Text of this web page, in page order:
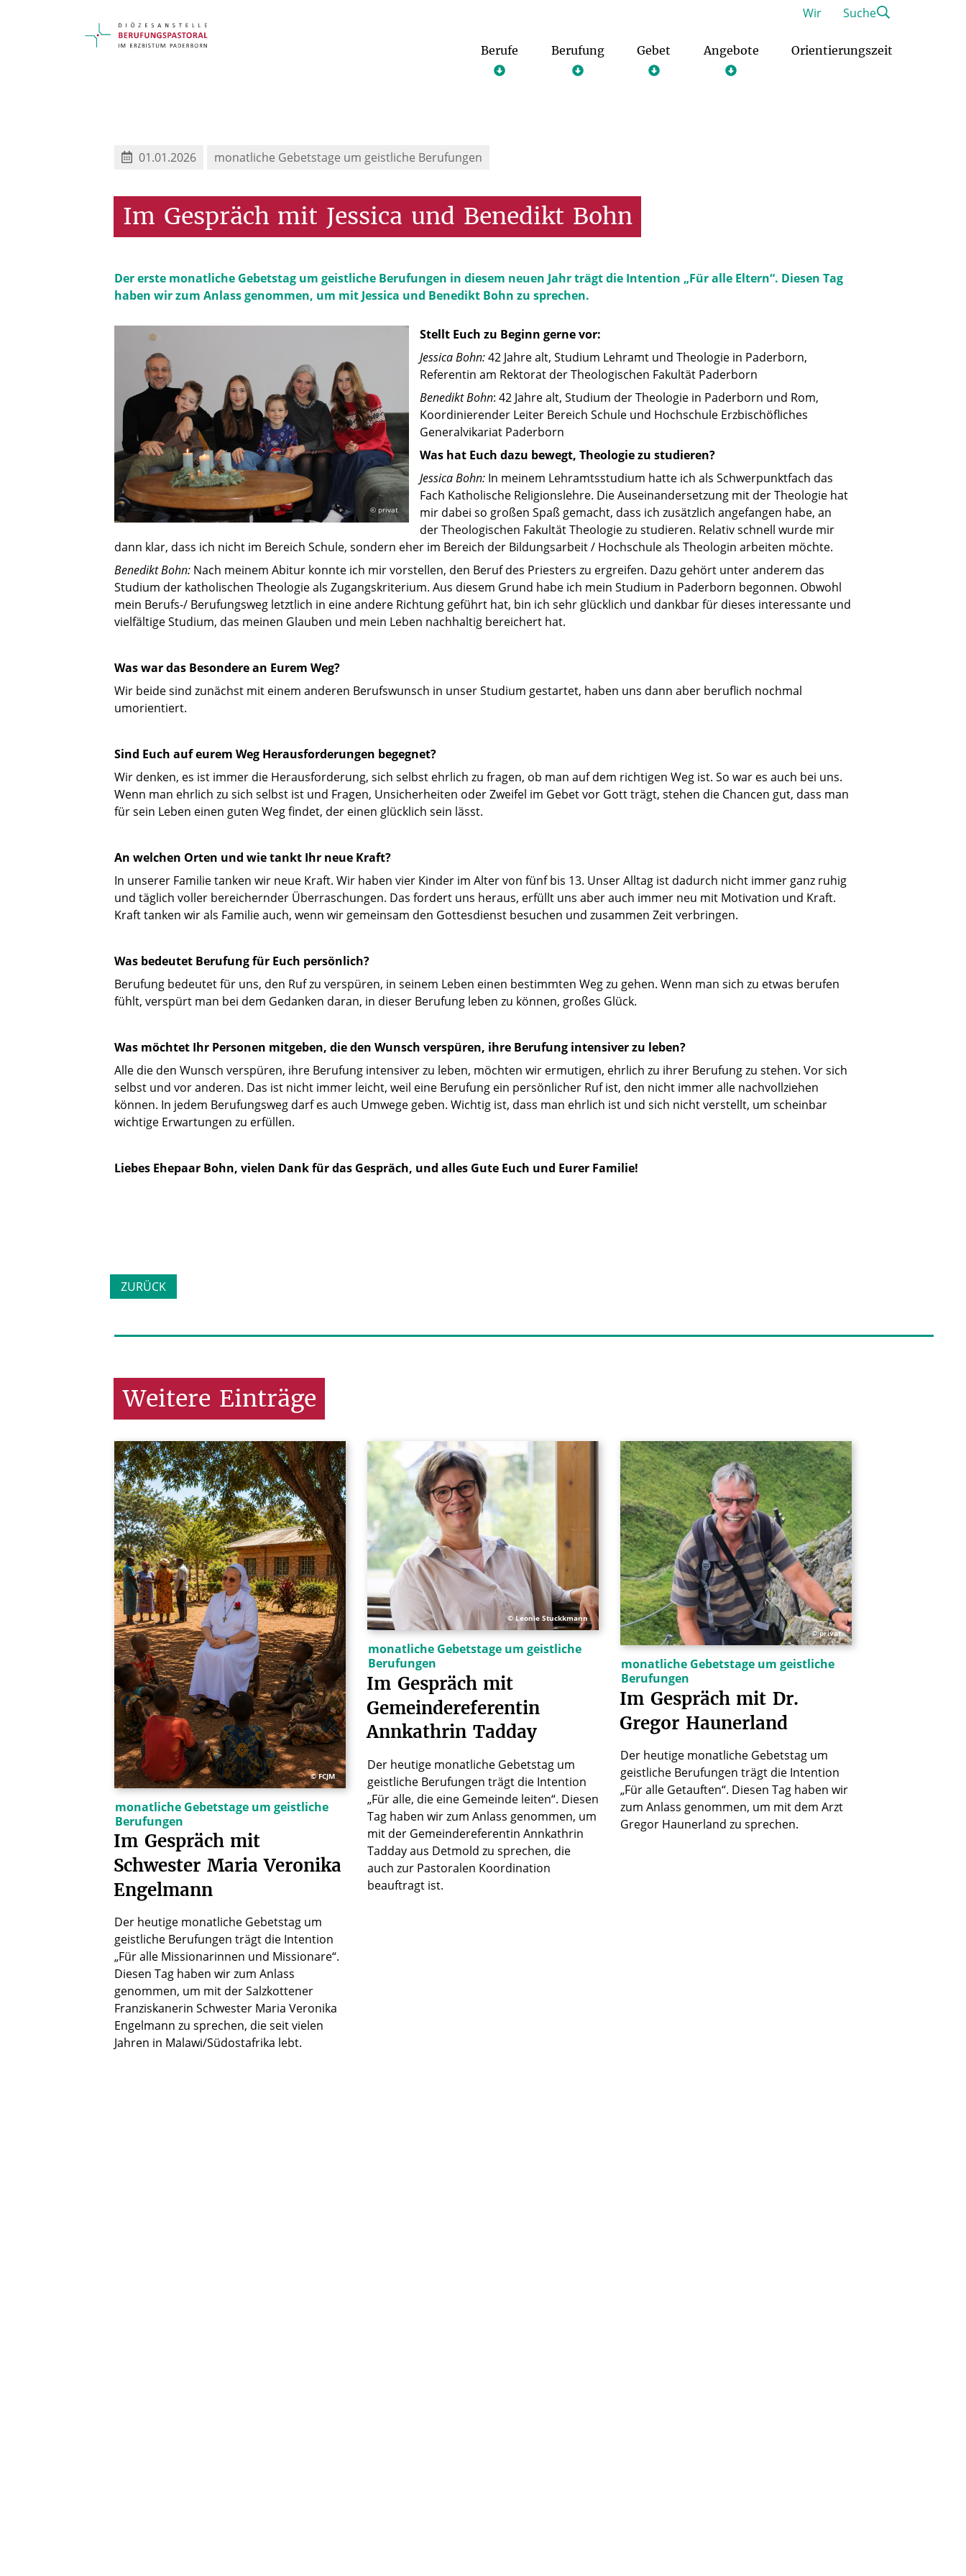
Berufe Berufung Gebet Angebote Orientierungszeit
Wir Suche
01.01.2026 monatliche Gebetstage um geistliche Berufungen
Im Gespräch mit Jessica und Benedikt Bohn
Der erste monatliche Gebetstag um geistliche Berufungen in diesem neuen Jahr trägt die Intention „Für alle Eltern“. Diesen Tag
haben wir zum Anlass genommen, um mit Jessica und Benedikt Bohn zu sprechen.
© privat
Stellt Euchzu Beginn gerne vor:
Jessica Bohn:42 Jahre alt, Studium Lehramt und Theologie in Paderborn,
Referentin am Rektorat der Theologischen Fakultät Paderborn
Benedikt Bohn: 42 Jahre alt, Studium der Theologie in Paderborn und Rom,
Koordinierender Leiter Bereich Schule und Hochschule Erzbischöfliches
Generalvikariat Paderborn
Was hat Euch dazu bewegt, Theologie zu studieren?
Jessica Bohn: In meinem Lehramtsstudium hatte ich als Schwerpunktfach das
Fach Katholische Religionslehre. Die Auseinandersetzung mit der Theologie hat
mir dabei so großen Spaß gemacht, dass ich zusätzlich angefangen habe, an
der Theologischen Fakultät Theologie zu studieren. Relativ schnell wurde mir
dann klar, dass ich nicht im Bereich Schule, sondern eher im Bereich der Bildungsarbeit / Hochschule als Theologin arbeiten möchte.
Benedikt Bohn: Nach meinem Abitur konnte ich mir vorstellen, den Beruf des Priesters zu ergreifen. Dazu gehört unter anderem das
Studium der katholischen Theologie als Zugangskriterium. Aus diesem Grund habe ich mein Studium in Paderborn begonnen. Obwohl
mein Berufs-/ Berufungsweg letztlich in eine andere Richtung geführt hat, bin ich sehr glücklich und dankbar für dieses interessante und
vielfältige Studium, das meinen Glauben und mein Leben nachhaltig bereichert hat.
Was war das Besondere an Eurem Weg?
Wir beide sind zunächst mit einem anderen Berufswunsch in unser Studium gestartet, haben uns dann aber beruflich nochmal
umorientiert.
Sind Euch auf eurem Weg Herausforderungen begegnet?
Wir denken, es ist immer die Herausforderung, sich selbst ehrlich zu fragen, ob man auf dem richtigen Weg ist. So war es auch bei uns.
Wenn man ehrlich zu sich selbst ist und Fragen, Unsicherheiten oder Zweifel im Gebet vor Gott trägt, stehen die Chancen gut, dass man
für sein Leben einen guten Weg findet, der einen glücklich sein lässt.
An welchen Orten und wie tankt Ihr neue Kraft?
In unserer Familie tanken wir neue Kraft. Wir haben vier Kinder im Alter von fünf bis 13. Unser Alltag ist dadurch nicht immer ganz ruhig
und täglich voller bereichernder Überraschungen. Das fordert uns heraus, erfüllt uns aber auch immer neu mit Motivation und Kraft.
Kraft tanken wir als Familie auch, wenn wir gemeinsam den Gottesdienst besuchen und zusammen Zeit verbringen.
Was bedeutet Berufung für Euch persönlich?
Berufung bedeutet für uns, den Ruf zu verspüren, in seinem Leben einen bestimmten Weg zu gehen. Wenn man sich zu etwas berufen
fühlt, verspürt man bei dem Gedanken daran, in dieser Berufung leben zu können, großes Glück.
Was möchtet Ihr Personen mitgeben, die den Wunsch verspüren, ihre Berufung intensiver zu leben?
Alle die den Wunsch verspüren, ihre Berufung intensiver zu leben, möchten wir ermutigen, ehrlich zu ihrer Berufung zu stehen. Vor sich
selbst und vor anderen. Das ist nicht immer leicht, weil eine Berufung ein persönlicher Ruf ist, den nicht immer alle nachvollziehen
können. In jedem Berufungsweg darf es auch Umwege geben. Wichtig ist, dass man ehrlich ist und sich nicht verstellt, um scheinbar
wichtige Erwartungen zu erfüllen.
Liebes Ehepaar Bohn, vielen Dank für das Gespräch, und alles Gute Euch und Eurer Familie!
ZURÜCK
Weitere Einträge
© FCJM
monatliche Gebetstage um geistliche
Berufungen
Im Gespräch mit
Schwester Maria Veronika
Engelmann
Der heutige monatliche Gebetstag um
geistliche Berufungen trägt die Intention
„Für alle Missionarinnen und Missionare“.
Diesen Tag haben wir zum Anlass
genommen, um mit der Salzkottener
Franziskanerin Schwester Maria Veronika
Engelmann zu sprechen, die seit vielen
Jahren in Malawi/Südostafrika lebt.
© Leonie Stuckkmann
monatliche Gebetstage um geistliche
Berufungen
Im Gespräch mit
Gemeindereferentin
Annkathrin Tadday
Der heutige monatliche Gebetstag um
geistliche Berufungen trägt die Intention
„Für alle, die eine Gemeinde leiten“. Diesen
Tag haben wir zum Anlass genommen, um
mit der Gemeindereferentin Annkathrin
Tadday aus Detmold zu sprechen, die
auch zur Pastoralen Koordination
beauftragt ist.
© privat
monatliche Gebetstage um geistliche
Berufungen
Im Gespräch mit Dr.
Gregor Haunerland
Der heutige monatliche Gebetstag um
geistliche Berufungen trägt die Intention
„Für alle Getauften“. Diesen Tag haben wir
zum Anlass genommen, um mit dem Arzt
Gregor Haunerland zu sprechen.